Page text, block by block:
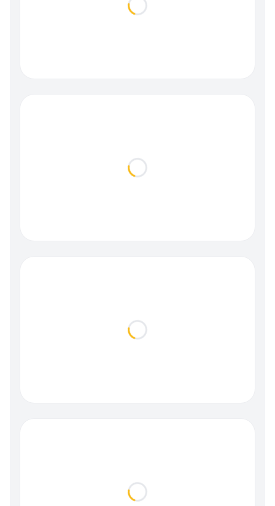
Loading...
Loading...
Loading...
Loading...